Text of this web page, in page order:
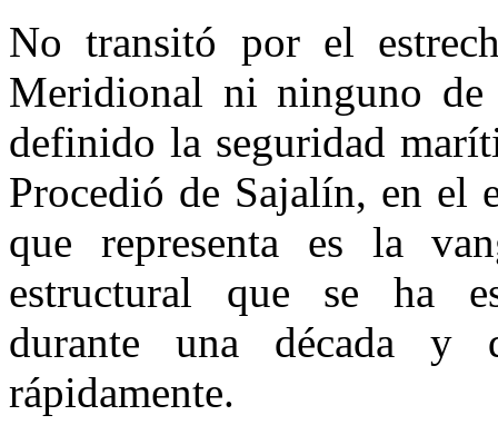
No transitó por el
Meridional ni ninguno de
definido la seguridad
Procedió de Sajalín, en el
que representa es la
estructural que se ha
durante una década y
rápidamente.